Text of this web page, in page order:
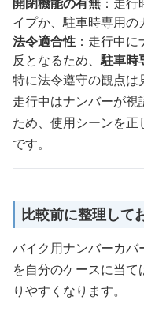
イプか、駐車時専用の
法令適合性 ：走行中
反となるため、駐車時
特に法令遵守の観点は
走行中はナンバーが
ため、使用シーンを
です。
比較前に整理して
バイク用ナンバーカ
を自分のケースに当
りやすくなります。